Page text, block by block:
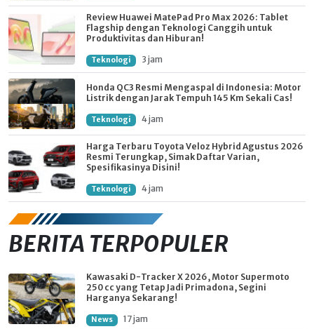
Review Huawei MatePad Pro Max 2026: Tablet
Flagship dengan Teknologi Canggih untuk
Produktivitas dan Hiburan!
Teknologi 3 jam
Honda QC3 Resmi Mengaspal di Indonesia: Motor
Listrik dengan Jarak Tempuh 145 Km Sekali Cas!
Teknologi 4 jam
Harga Terbaru Toyota Veloz Hybrid Agustus 2026
Resmi Terungkap, Simak Daftar Varian,
Spesifikasinya Disini!
Teknologi 4 jam
BERITA TERPOPULER
Kawasaki D-Tracker X 2026, Motor Supermoto
250 cc yang Tetap Jadi Primadona, Segini
Harganya Sekarang!
News 17 jam